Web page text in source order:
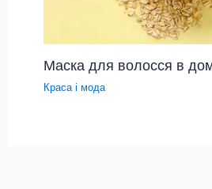
Маска для волосся в
Краса і мода